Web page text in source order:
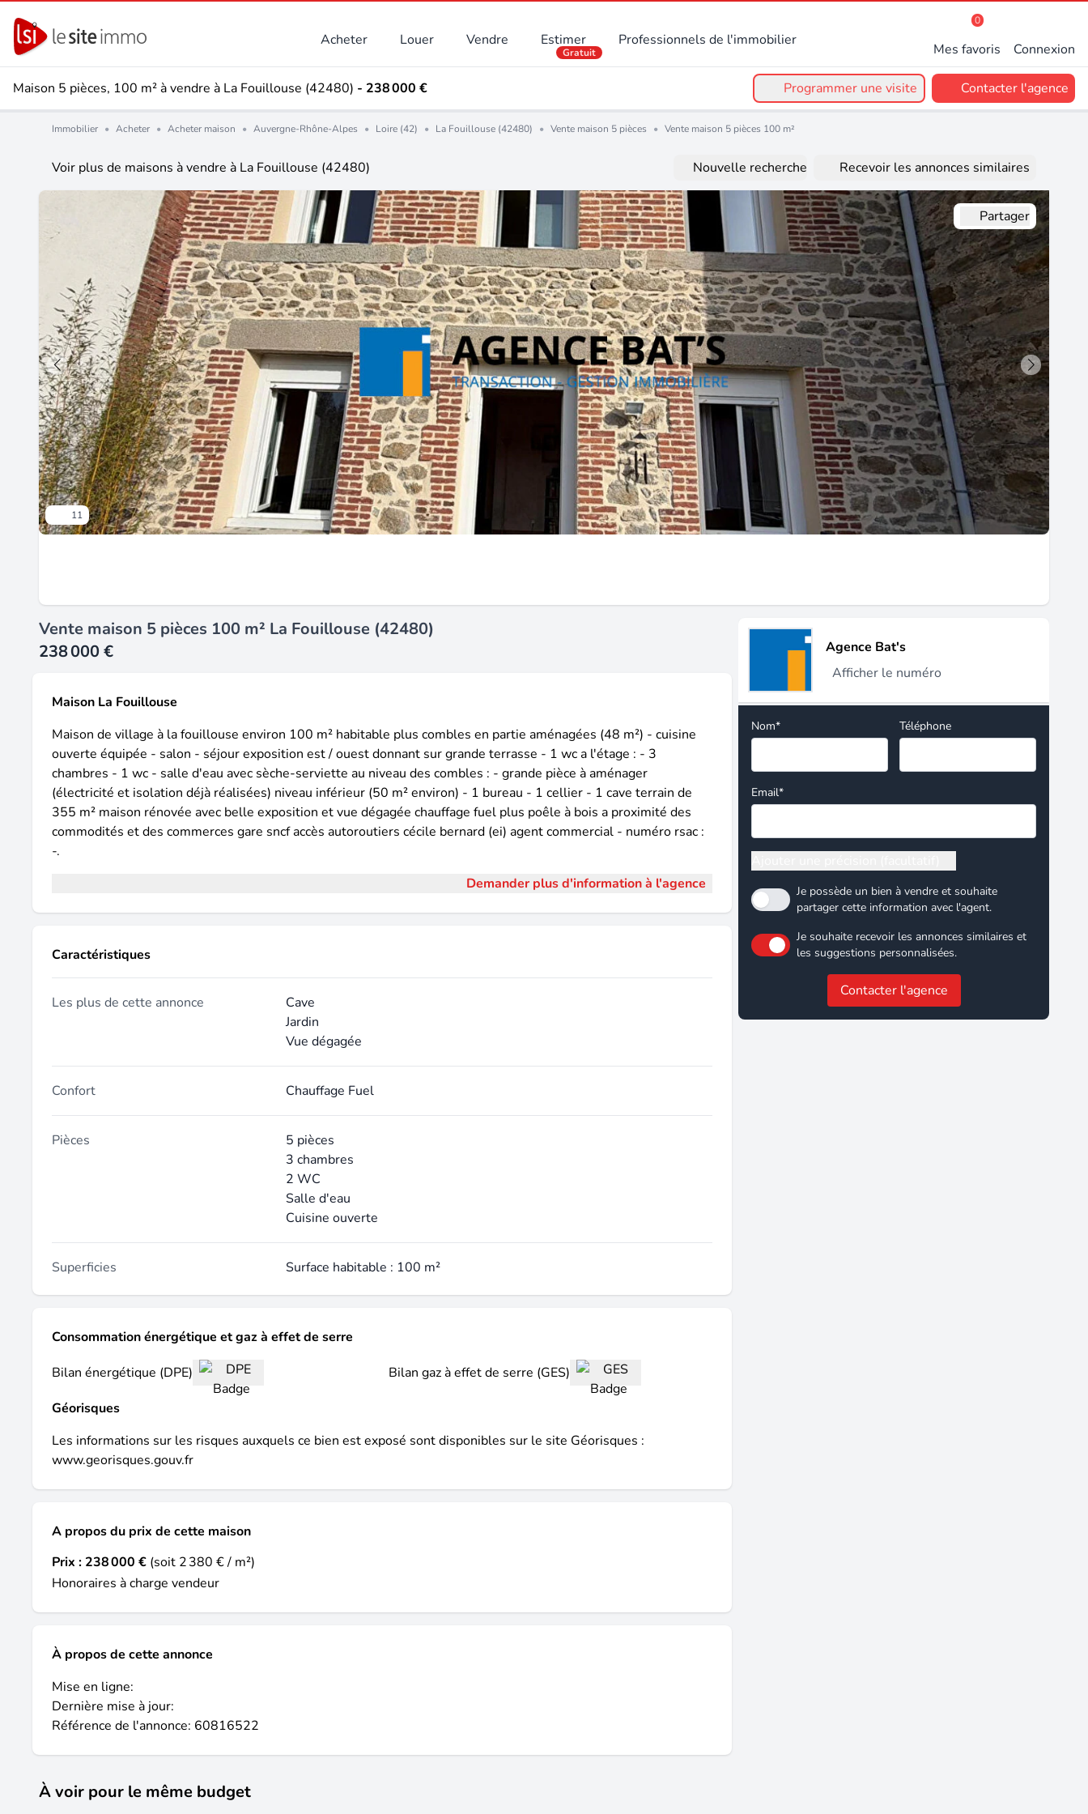
Acheter Louer Vendre Estimer
Gratuit
Professionnels de l'immobilier
0
Mes favoris Connexion
Maison 5 pièces, 100 m² à vendre à La Fouillouse (42480) - 238 000 € Programmer une visite Contacter l'agence
Immobilier • Acheter • Acheter maison • Auvergne-Rhône-Alpes • Loire (42) • La Fouillouse (42480) • Vente maison 5 pièces • Vente maison 5 pièces 100 m²
Voir plus de maisons à vendre à La Fouillouse (42480) Nouvelle recherche Recevoir les annonces similaires
11
Partager
Vente maison 5 pièces 100 m² La Fouillouse (42480)
238 000 €
Maison La Fouillouse
Maison de village à la fouillouse environ 100 m² habitable plus combles en partie aménagées (48 m²) - cuisine
ouverte équipée - salon - séjour exposition est / ouest donnant sur grande terrasse - 1 wc a l'étage : - 3
chambres - 1 wc - salle d'eau avec sèche-serviette au niveau des combles : - grande pièce à aménager
(électricité et isolation déjà réalisées) niveau inférieur (50 m² environ) - 1 bureau - 1 cellier - 1 cave terrain de
355 m² maison rénovée avec belle exposition et vue dégagée chauffage fuel plus poêle à bois a proximité des
commodités et des commerces gare sncf accès autoroutiers cécile bernard (ei) agent commercial - numéro rsac :
-.
Demander plus d'information à l'agence
Caractéristiques
Les plus de cette annonce
Cave
Jardin
Vue dégagée
Confort Chauffage Fuel
Pièces
5 pièces
3 chambres
2 WC
Salle d'eau
Cuisine ouverte
Superficies Surface habitable : 100 m²
Consommation énergétique et gaz à effet de serre
Bilan énergétique (DPE)
Bilan gaz à effet de serre (GES)
Géorisques
Les informations sur les risques auxquels ce bien est exposé sont disponibles sur le site Géorisques :
www.georisques.gouv.fr
A propos du prix de cette maison
Prix : 238 000 € (soit 2 380 € / m²)
Honoraires à charge vendeur
À propos de cette annonce
Mise en ligne:
Dernière mise à jour:
Référence de l'annonce: 60816522
Agence Bat's
Afficher le numéro
Nom* Téléphone
Email*
Je possède un bien à vendre et souhaite
partager cette information avec l'agent.
Je souhaite recevoir les annonces similaires et
les suggestions personnalisées.
Contacter l'agence
À voir pour le même budget